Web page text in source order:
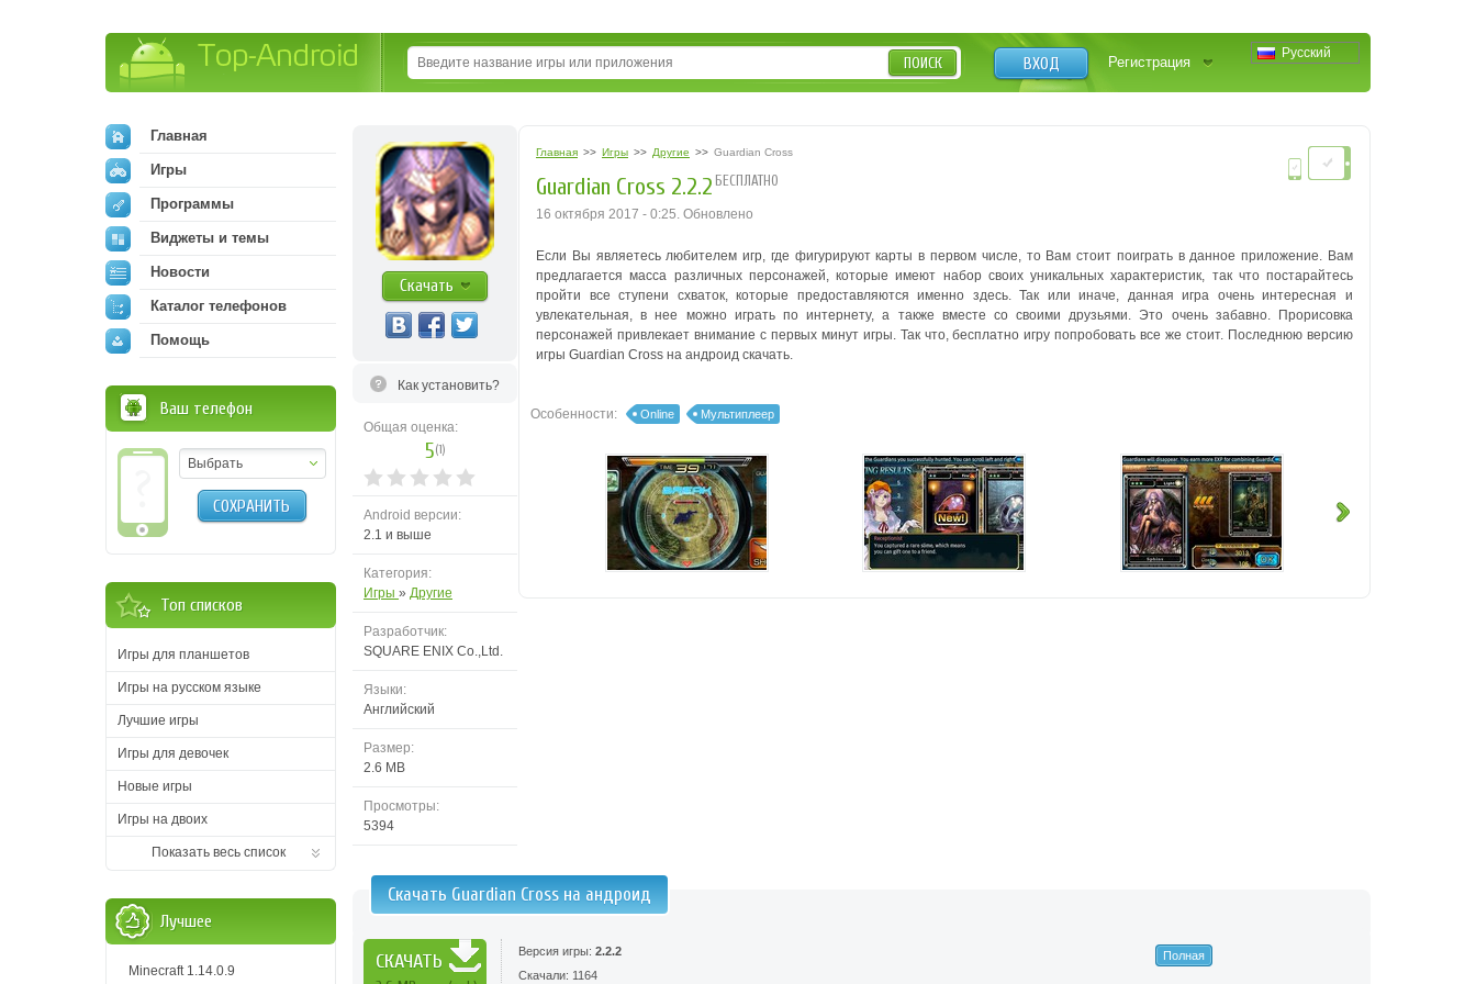
Русский
ВХОД Регистрация
ПОИСК
Скачать
Как установить?
Общая оценка:
5(1)
Android версии:
2.1 и выше
Категория:
Игры » Другие
Разработчик:
SQUARE ENIX Co.,Ltd.
Языки:
Английский
Размер:
2.6 MB
Просмотры:
5394
Главная >> Игры >> Другие >> Guardian Cross
Guardian Cross 2.2.2 БЕСПЛАТНО
16 октября 2017 - 0:25. Обновлено
Если Вы являетесь любителем игр, где фигурируют карты в первом числе, то Вам стоит поиграть в данное приложение. Вам
предлагается масса различных персонажей, которые имеют набор своих уникальных характеристик, так что постарайтесь
пройти все ступени схваток, которые предоставляются именно здесь. Так или иначе, данная игра очень интересная и
увлекательная, в нее можно играть по интернету, а также вместе со своими друзьями. Это очень забавно. Прорисовка
персонажей привлекает внимание с первых минут игры. Так что, бесплатно игру попробовать все же стоит. Последнюю версию
игры Guardian Cross на андроид скачать.
Особенности: Online Мультиплеер
Скачать Guardian Cross на андроид
СКАЧАТЬ Версия игры: 2.2.2
Скачали: 1164
Полная
Главная
Игры
Программы
Виджеты и темы
Новости
Каталог телефонов
Помощь
Ваш телефон
Выбрать
СОХРАНИТЬ
Топ списков
Игры для планшетов
Игры на русском языке
Лучшие игры
Игры для девочек
Новые игры
Игры на двоих
Показать весь список
Лучшее
Minecraft 1.14.0.9